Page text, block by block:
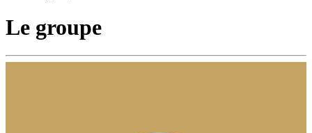
Le groupe